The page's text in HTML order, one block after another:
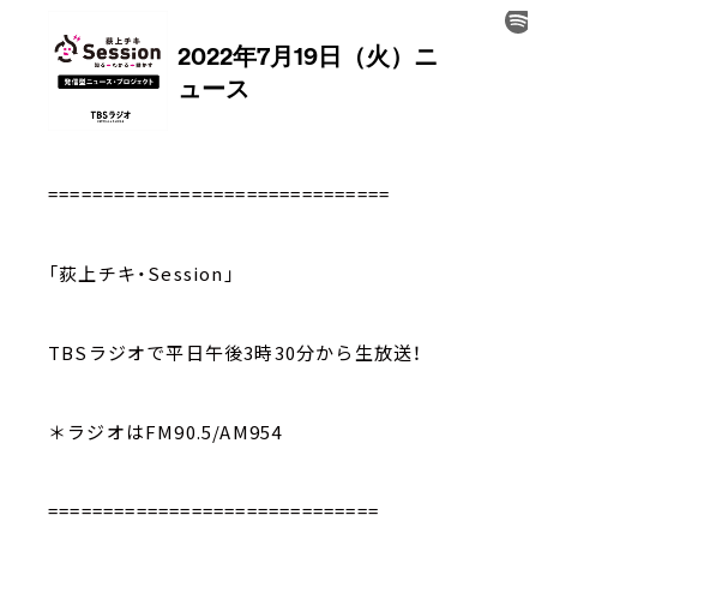
===============================
「荻上チキ・Session」
TBSラジオで平日午後3時30分から生放送！
＊ラジオはFM90.5/AM954
==============================